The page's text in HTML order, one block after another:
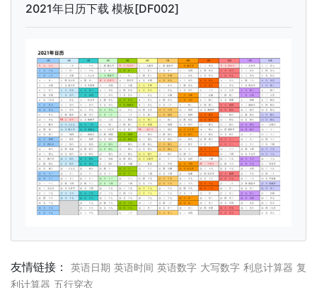
2021年日历下载 模板[DF002]
友情链接： 英语日期 英语时间 英语数字 大写数字 利息计算器 复
利计算器 五行穿衣